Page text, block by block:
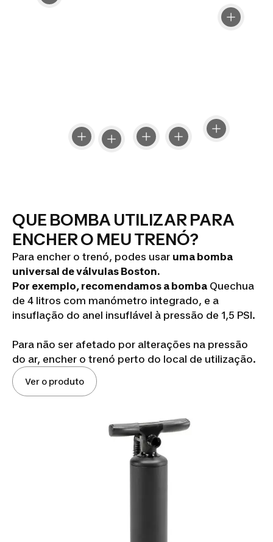
QUE BOMBA UTILIZAR PARA
ENCHER O MEU TRENÓ?
Para encher o trenó, podes usar uma bomba
universal de válvulas Boston.
Por exemplo, recomendamos a bomba Quechua
de 4 litros com manómetro integrado, e a
insuflação do anel insuflável à pressão de 1,5 PSI.
Para não ser afetado por alterações na pressão
do ar, encher o trenó perto do local de utilização.
Ver o produto